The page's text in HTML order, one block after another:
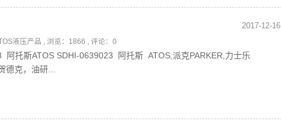
2017-12-16
液压产品 , 浏览：1866 , 评论：0
阿托斯ATOS SDHI-0639023 阿托斯 ATOS,派克PARKER,力士乐
德克，油研...